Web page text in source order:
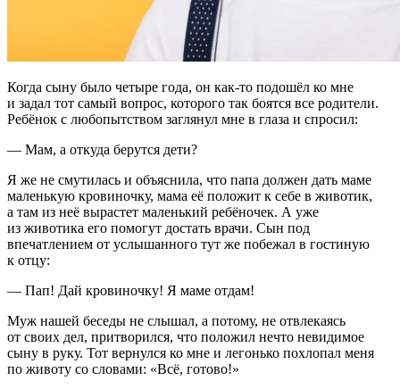
Когда сыну было четыре года, он как-то подошёл ко мне
и задал тот самый вопрос, которого так боятся все родители.
Ребёнок с любопытством заглянул мне в глаза и спросил:
— Мам, а откуда берутся дети?
Я же не смутилась и объяснила, что папа должен дать маме
маленькую кровиночку, мама её положит к себе в животик,
а там из неё вырастет маленький ребёночек. А уже
из животика его помогут достать врачи. Сын под
впечатлением от услышанного тут же побежал в гостиную
к отцу:
— Пап! Дай кровиночку! Я маме отдам!
Муж нашей беседы не слышал, а потому, не отвлекаясь
от своих дел, притворился, что положил нечто невидимое
сыну в руку. Тот вернулся ко мне и легонько похлопал меня
по животу со словами: «Всё, готово!»